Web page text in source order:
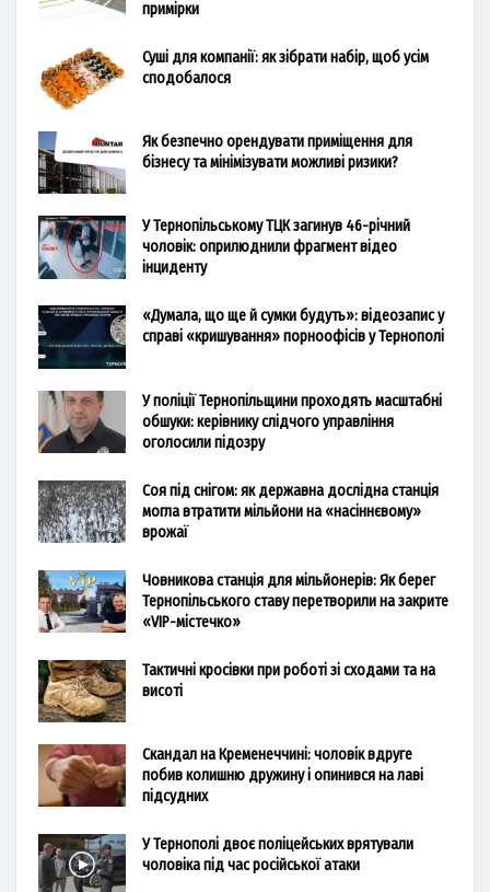
примірки
Суші для компанії: як зібрати набір, щоб усім
сподобалося
Як безпечно орендувати приміщення для
бізнесу та мінімізувати можливі ризики?
У Тернопільському ТЦК загинув 46-річний
чоловік: оприлюднили фрагмент відео
інциденту
«Думала, що ще й сумки будуть»: відеозапис у
справі «кришування» порноофісів у Тернополі
У поліції Тернопільщини проходять масштабні
обшуки: керівнику слідчого управління
оголосили підозру
Соя під снігом: як державна дослідна станція
могла втратити мільйони на «насіннєвому»
врожаї
Човникова станція для мільйонерів: Як берег
Тернопільського ставу перетворили на закрите
«VIP-містечко»
Тактичні кросівки при роботі зі сходами та на
висоті
Скандал на Кременеччині: чоловік вдруге
побив колишню дружину і опинився на лаві
підсудних
У Тернополі двоє поліцейських врятували
чоловіка під час російської атаки